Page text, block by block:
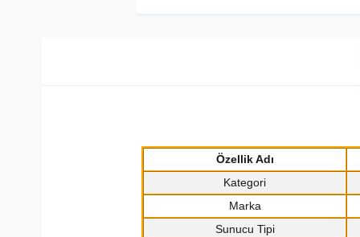
Özellik Adı
Kategori
Marka
Sunucu Tipi